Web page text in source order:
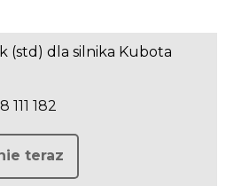
(std) dla silnika Kubota
111 182
teraz